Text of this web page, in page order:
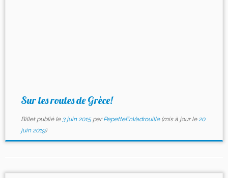
Sur les routes de Grèce!
Billet publié le 3 juin 2015 parPepetteEnVadrouille(mis à jour le20
juin 2019)